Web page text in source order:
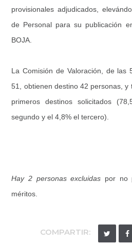
provisionales adjudicados,
de Personal para su publicación
BOJA.
La Comisión de Valoración, de las
51, obtienen destino 42 personas, y
primeros destinos solicitados
segundo y el 4,8% el tercero).
Hay 2 personas excluidas por no
méritos.
COMPARTIR: